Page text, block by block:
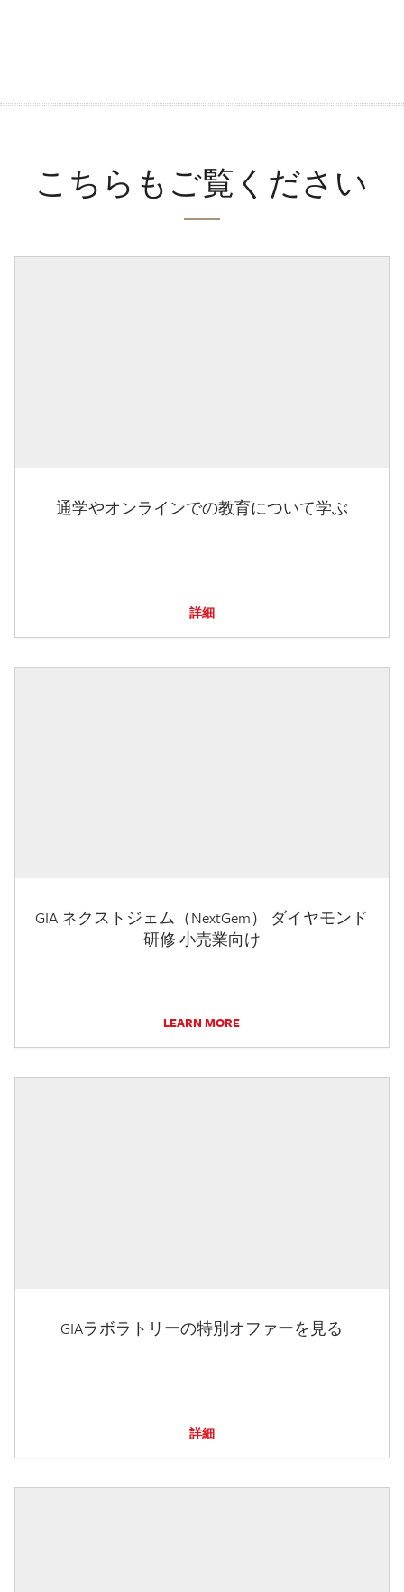
こちらもご覧ください
通学やオンラインでの教育について学ぶ
詳細
GIA ネクストジェム（NextGem） ダイヤモンド
研修 小売業向け
LEARN MORE
GIAラボラトリーの特別オファーを見る
詳細